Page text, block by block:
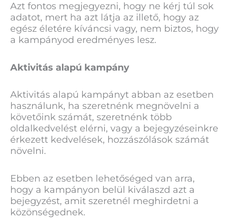
Azt fontos megjegyezni, hogy ne kérj túl sok
adatot, mert ha azt látja az illető, hogy az
egész életére kíváncsi vagy, nem biztos, hogy
a kampányod eredményes lesz.
Aktivitás alapú kampány
Aktivitás alapú kampányt abban az esetben
használunk, ha szeretnénk megnövelni a
követőink számát, szeretnénk több
oldalkedvelést elérni, vagy a bejegyzéseinkre
érkezett kedvelések, hozzászólások számát
növelni.
Ebben az esetben lehetőséged van arra,
hogy a kampányon belül kiválaszd azt a
bejegyzést, amit szeretnél meghirdetni a
közönségednek.